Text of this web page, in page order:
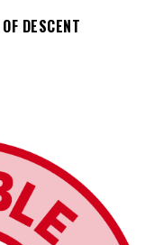
DESCENT